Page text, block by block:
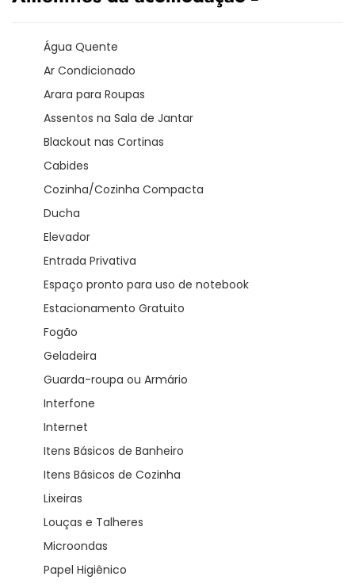
Água Quente
Ar Condicionado
Arara para Roupas
Assentos na Sala de Jantar
Blackout nas Cortinas
Cabides
Cozinha/Cozinha Compacta
Ducha
Elevador
Entrada Privativa
Espaço pronto para uso de notebook
Estacionamento Gratuito
Fogão
Geladeira
Guarda-roupa ou Armário
Interfone
Internet
Itens Básicos de Banheiro
Itens Básicos de Cozinha
Lixeiras
Louças e Talheres
Microondas
Papel Higiênico